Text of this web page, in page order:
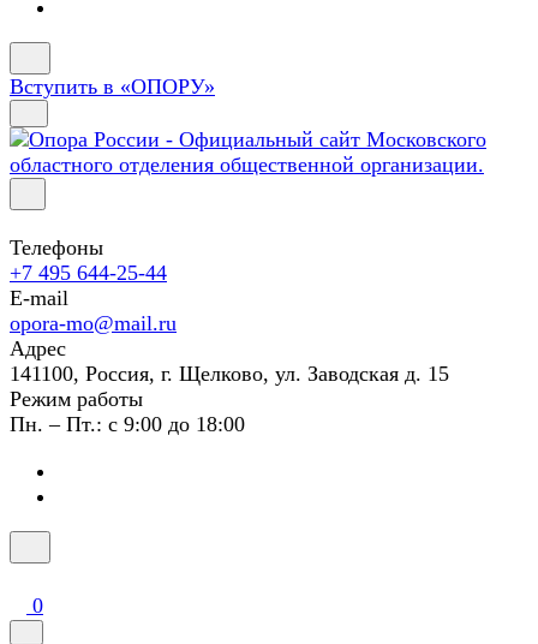
Вступить в «ОПОРУ»
Телефоны
+7 495 644-25-44
E-mail
opora-mo@mail.ru
Адрес
141100, Россия, г. Щелково, ул. Заводская д. 15
Режим работы
Пн. – Пт.: с 9:00 до 18:00
0